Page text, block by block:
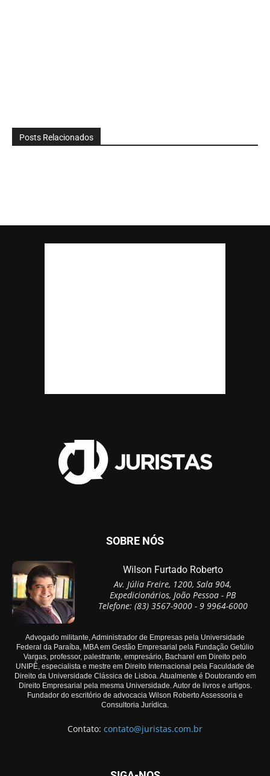
Posts Relacionados
SOBRE NÓS
Wilson Furtado Roberto
Av. Júlia Freire, 1200, Sala 904,
Expedicionários, João Pessoa - PB
Telefone: (83) 3567-9000 - 9 9964-6000
Advogado militante, Administrador de Empresas pela Universidade
Federal da Paraíba, MBA em Gestão Empresarial pela Fundação Getúlio
Vargas, professor, palestrante, empresário, Bacharel em Direito pelo
UNIPÊ, especialista e mestre em Direito Internacional pela Faculdade de
Direito da Universidade Clássica de Lisboa. Atualmente é Doutorando em
Direito Empresarial pela mesma Universidade. Autor de livros e artigos.
Fundador do escritório de advocacia Wilson Roberto Assessoria e
Consultoria Jurídica.
Contato: contato@juristas.com.br